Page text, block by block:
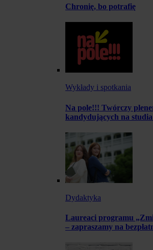
Chronię, bo potrafię
Wykłady i spotkania
Na pole!!! Twórczy
kandydujących na
Dydaktyka
Laureaci programu
– zapraszamy na